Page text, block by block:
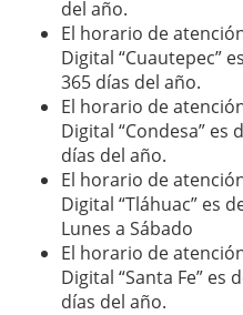
del año.
El horario de
Digital “Cuautepec”
365 días del año.
El horario de
Digital “Condesa” es
días del año.
El horario de
Digital “Tláhuac” es
Lunes a Sábado
El horario de
Digital “Santa Fe” es
días del año.